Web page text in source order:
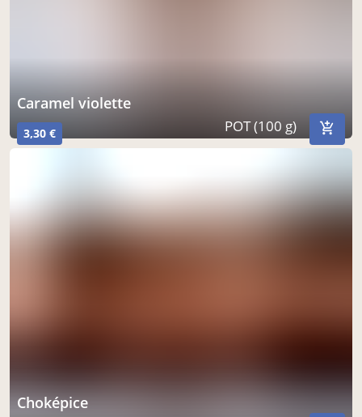
caramel violette
3,30 € POT (100 g)
Choképice